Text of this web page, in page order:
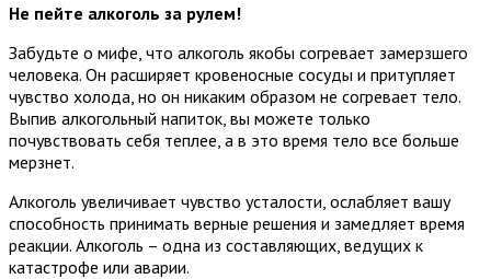
Не пейте алкоголь за рулем!
Забудьте о мифе, что алкоголь якобы согревает замерзшего
человека. Он расширяет кровеносные сосуды и притупляет
чувство холода, но он никаким образом не согревает тело.
Выпив алкогольный напиток, вы можете только
почувствовать себя теплее, а в это время тело все больше
мерзнет.
Алкоголь увеличивает чувство усталости, ослабляет вашу
способность принимать верные решения и замедляет время
реакции. Алкоголь – одна из составляющих, ведущих к
катастрофе или аварии.